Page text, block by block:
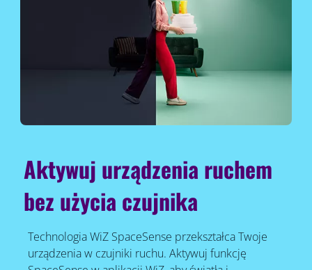
Aktywuj urządzenia ruchem
bez użycia czujnika
Technologia WiZ SpaceSense przekształca Twoje
urządzenia w czujniki ruchu. Aktywuj funkcję